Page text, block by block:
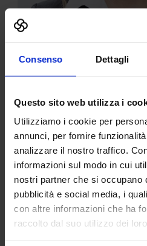
Consenso Dettagli
Questo sito web utilizza i
Utilizziamo i cookie per
annunci, per fornire
analizzare il nostro traffico.
informazioni sul modo in cui
nostri partner che si occupano
pubblicità e social media, i
con altre informazioni che ha
raccolto dal suo utilizzo dei
Chiara C. Rizzarda
Strategie Digitali srl – Fondatore